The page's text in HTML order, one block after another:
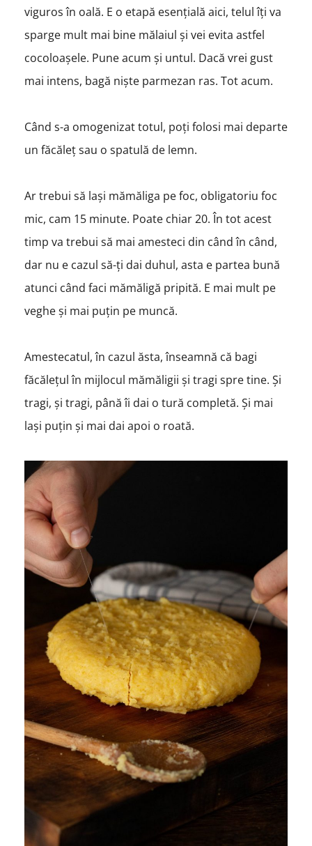
viguros în oală. E o etapă esențială aici, telul îți va
sparge mult mai bine mălaiul și vei evita astfel
cocoloașele. Pune acum și untul. Dacă vrei gust
mai intens, bagă niște parmezan ras. Tot acum.
Când s-a omogenizat totul, poți folosi mai departe
un făcăleț sau o spatulă de lemn.
Ar trebui să lași mămăliga pe foc, obligatoriu foc
mic, cam 15 minute. Poate chiar 20. În tot acest
timp va trebui să mai amesteci din când în când,
dar nu e cazul să-ți dai duhul, asta e partea bună
atunci când faci mămăligă pripită. E mai mult pe
veghe și mai puțin pe muncă.
Amestecatul, în cazul ăsta, înseamnă că bagi
făcălețul în mijlocul mămăligii și tragi spre tine. Și
tragi, și tragi, până îi dai o tură completă. Și mai
lași puțin și mai dai apoi o roată.